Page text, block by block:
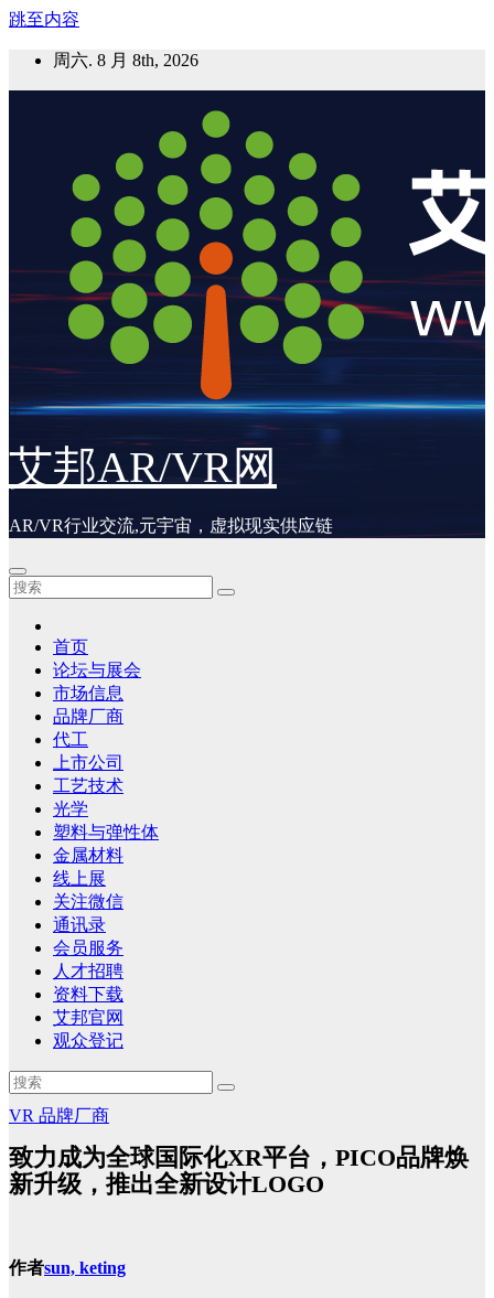
跳至内容
周六. 8 月 8th, 2026
艾邦AR/VR网
AR/VR行业交流,元宇宙，虚拟现实供应链
首页
论坛与展会
市场信息
品牌厂商
代工
上市公司
工艺技术
光学
塑料与弹性体
金属材料
线上展
关注微信
通讯录
会员服务
人才招聘
资料下载
艾邦官网
观众登记
VR 品牌厂商
致力成为全球国际化XR平台，PICO品牌焕
新升级，推出全新设计LOGO
作者sun, keting